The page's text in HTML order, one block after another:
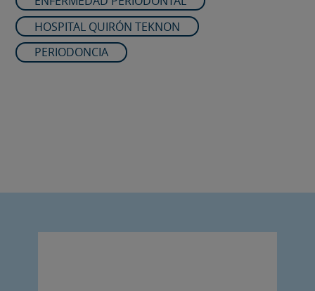
HOSPITAL QUIRÓN TEKNON
PERIODONCIA